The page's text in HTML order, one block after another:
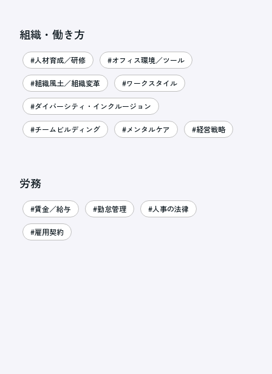
組織・働き方
#人材育成／研修 #オフィス環境／ツール
#組織風土／組織変革 #ワークスタイル
#ダイバーシティ・インクルージョン
#チームビルディング #メンタルケア #経営戦略
労務
#賃金／給与 #勤怠管理 #人事の法律
#雇用契約